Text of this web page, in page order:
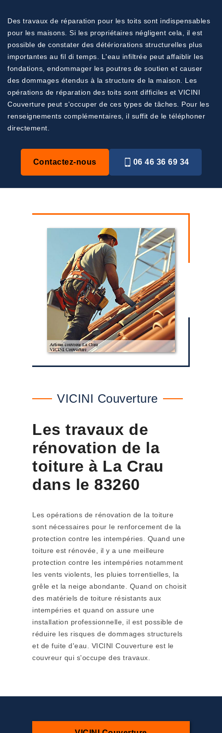
Des travaux de réparation pour les toits sont indispensables
pour les maisons. Si les propriétaires négligent cela, il est
possible de constater des détériorations structurelles plus
importantes au fil di temps. L'eau infiltrée peut affaiblir les
fondations, endommager les poutres de soutien et causer
des dommages étendus à la structure de la maison. Les
opérations de réparation des toits sont difficiles et VICINI
Couverture peut s'occuper de ces types de tâches. Pour les
renseignements complémentaires, il suffit de le téléphoner
directement.
Contactez-nous 06 46 36 69 34
VICINI Couverture
Les travaux de
rénovation de la
toiture à La Crau
dans le 83260
Les opérations de rénovation de la toiture
sont nécessaires pour le renforcement de la
protection contre les intempéries. Quand une
toiture est rénovée, il y a une meilleure
protection contre les intempéries notamment
les vents violents, les pluies torrentielles, la
grêle et la neige abondante. Quand on choisit
des matériels de toiture résistants aux
intempéries et quand on assure une
installation professionnelle, il est possible de
réduire les risques de dommages structurels
et de fuite d'eau. VICINI Couverture est le
couvreur qui s'occupe des travaux.